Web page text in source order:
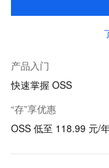
产品入门
快速掌握 OSS
“存”享优惠
OSS 低至 118.99 元/